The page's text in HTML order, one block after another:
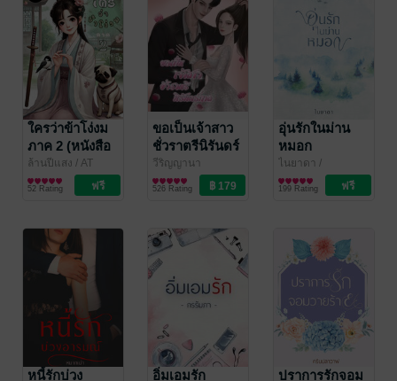
ใครว่าข้าโง่งม
ภาค 2 (หนังสือ
เสียง)
ล้านปีแสง / AT
NOVEL
นิยายรักจีนโบราณ
52 Rating
ขอเป็นเจ้าสาว
ชั่วราตรีนิรันดร์
กาล
วีริญญานา
นิยายรัก
526 Rating
อุ่นรักในม่าน
หมอก
ไนยาดา /
RaRaRis777
Books
นิยายรัก
199 Rating
หนี้รักบ่วง
อิ่มเอมรัก
ปราการรักจอม